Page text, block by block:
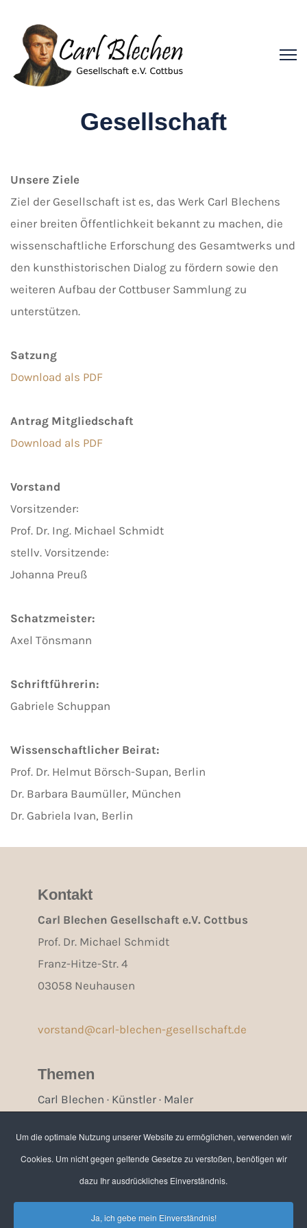
Gesellschaft
Unsere Ziele
Ziel der Gesellschaft ist es, das Werk Carl Blechens
einer breiten Öffentlichkeit bekannt zu machen, die
wissenschaftliche Erforschung des Gesamtwerks und
den kunsthistorischen Dialog zu fördern sowie den
weiteren Aufbau der Cottbuser Sammlung zu
unterstützen.
Satzung
Download als PDF
Antrag Mitgliedschaft
Download als PDF
Vorstand
Vorsitzender:
Prof. Dr. Ing. Michael Schmidt
stellv. Vorsitzende:
Johanna Preuß
Schatzmeister:
Axel Tönsmann
Schriftführerin:
Gabriele Schuppan
Wissenschaftlicher Beirat:
Prof. Dr. Helmut Börsch-Supan, Berlin
Dr. Barbara Baumüller, München
Dr. Gabriela Ivan, Berlin
Kontakt
Carl Blechen Gesellschaft e.V. Cottbus
Prof. Dr. Michael Schmidt
Franz-Hitze-Str. 4
03058 Neuhausen
vorstand@carl-blechen-gesellschaft.de
Themen
Carl Blechen · Künstler · Maler
Bankverbindung / Spenden
IBAN: DE91 1805 0000 3204 1013 38
Um die optimale Nutzung unserer Website zu ermöglichen, verwenden wir
Cookies. Um nicht gegen geltende Gesetze zu verstoßen, benötigen wir
dazu Ihr ausdrückliches Einverständnis.
Ja, ich gebe mein Einverständnis!